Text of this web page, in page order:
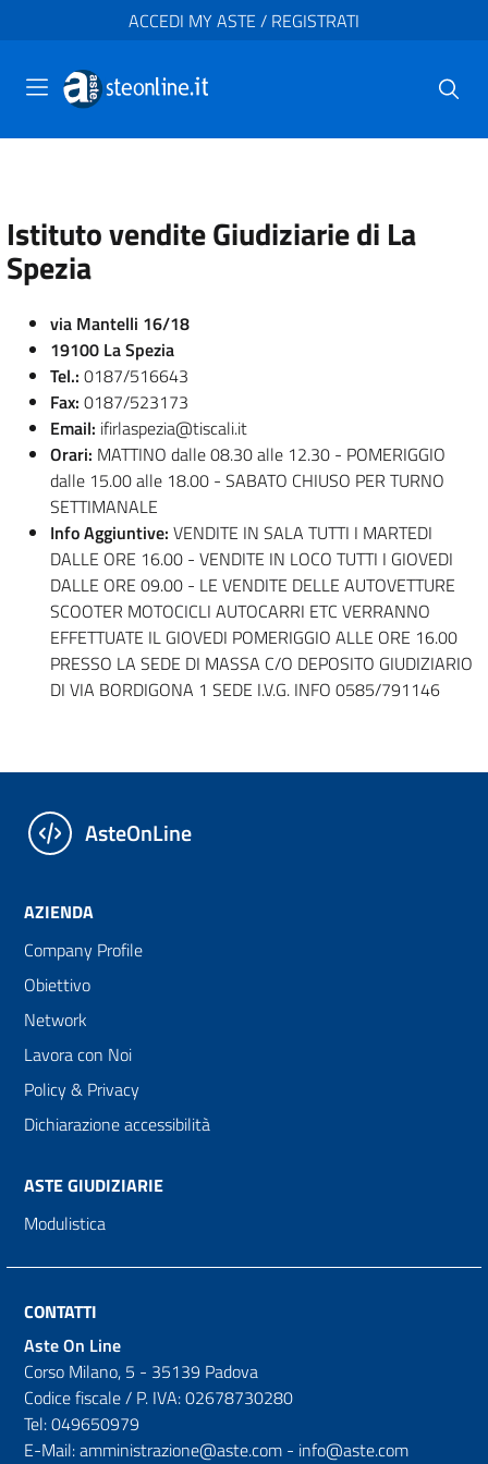
ACCEDI MY ASTE / REGISTRATI
Istituto vendite Giudiziarie di La
Spezia
via Mantelli 16/18
19100 La Spezia
Tel.: 0187/516643
Fax: 0187/523173
Email: ifirlaspezia@tiscali.it
Orari: MATTINO dalle 08.30 alle 12.30 - POMERIGGIO
dalle 15.00 alle 18.00 - SABATO CHIUSO PER TURNO
SETTIMANALE
Info Aggiuntive: VENDITE IN SALA TUTTI I MARTEDI
DALLE ORE 16.00 - VENDITE IN LOCO TUTTI I GIOVEDI
DALLE ORE 09.00 - LE VENDITE DELLE AUTOVETTURE
SCOOTER MOTOCICLI AUTOCARRI ETC VERRANNO
EFFETTUATE IL GIOVEDI POMERIGGIO ALLE ORE 16.00
PRESSO LA SEDE DI MASSA C/O DEPOSITO GIUDIZIARIO
DI VIA BORDIGONA 1 SEDE I.V.G. INFO 0585/791146
AsteOnLine
AZIENDA
Company Profile
Obiettivo
Network
Lavora con Noi
Policy & Privacy
Dichiarazione accessibilità
ASTE GIUDIZIARIE
Modulistica
CONTATTI
Aste On Line
Corso Milano, 5 - 35139 Padova
Codice fiscale / P. IVA: 02678730280
Tel: 049650979
E-Mail: amministrazione@aste.com - info@aste.com